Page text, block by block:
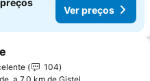
Ver preços
aos favoritos
104